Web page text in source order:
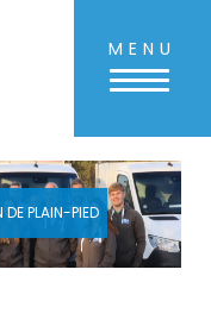
MENU
PLAIN-PIED